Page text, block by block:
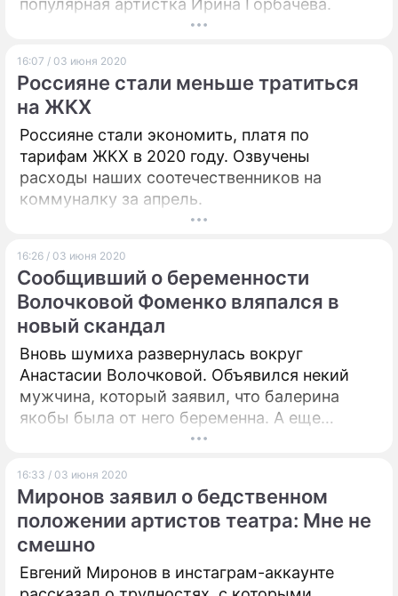
популярная артистка Ирина Горбачева.
16:07 / 03 июня 2020
Россияне стали меньше тратиться
на ЖКХ
Россияне стали экономить, платя по
тарифам ЖКХ в 2020 году. Озвучены
расходы наших соотечественников на
коммуналку за апрель.
16:26 / 03 июня 2020
Сообщивший о беременности
Волочковой Фоменко вляпался в
новый скандал
Вновь шумиха развернулась вокруг
Анастасии Волочковой. Объявился некий
мужчина, который заявил, что балерина
якобы была от него беременна. А еще
оказалось, что этот человек был судим.
16:33 / 03 июня 2020
Миронов заявил о бедственном
положении артистов театра: Мне не
смешно
Евгений Миронов в инстаграм-аккаунте